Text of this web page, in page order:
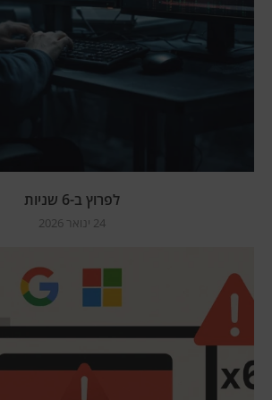
לפרוץ ב-6 שניות
24 ינואר 2026